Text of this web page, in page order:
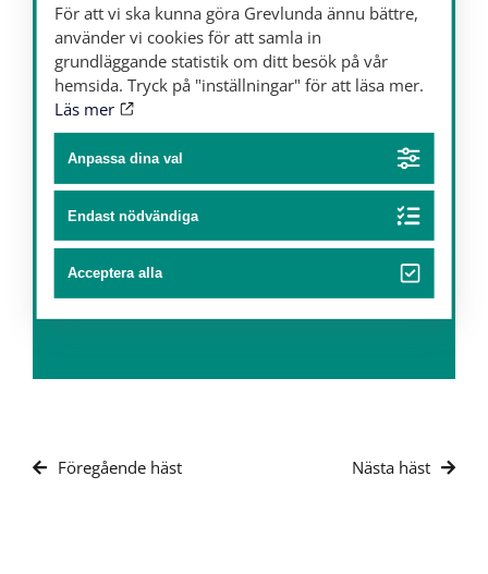
Föregående häst Nästa häst
För att vi ska kunna göra Grevlunda ännu bättre,
använder vi cookies för att samla in
grundläggande statistik om ditt besök på vår
hemsida. Tryck på "inställningar" för att läsa mer.
Läs mer
Anpassa dina val
Endast nödvändiga
Acceptera alla